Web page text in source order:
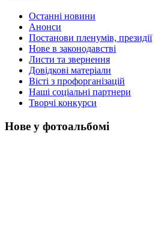
Останні новини
Анонси
Постанови пленумів, президії
Нове в законодавстві
Листи та звернення
Довідкові матеріали
Вісті з профорганізацій
Наші соціальні партнери
Творчі конкурси
Нове у фотоальбомі